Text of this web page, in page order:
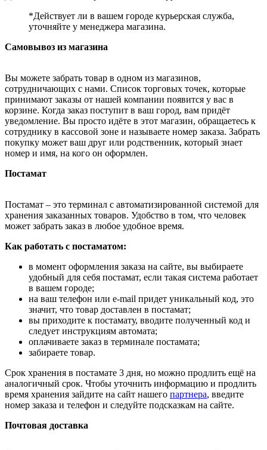
*Действует ли в вашем городе курьерская служба,
уточняйте у менеджера магазина.
Самовывоз из магазина
Вы можете забрать товар в одном из магазинов,
сотрудничающих с нами. Список торговых точек, которые
принимают заказы от нашей компании появится у вас в
корзине. Когда заказ поступит в ваш город, вам придёт
уведомление. Вы просто идёте в этот магазин, обращаетесь к
сотруднику в кассовой зоне и называете номер заказа. Забрать
покупку может ваш друг или родственник, который знает
номер и имя, на кого он оформлен.
Постамат
Постамат – это терминал с автоматизированной системой для
хранения заказанных товаров. Удобство в том, что человек
может забрать заказ в любое удобное время.
Как работать с постаматом:
в момент оформления заказа на сайте, вы выбираете
удобный для себя постамат, если такая система работает
в вашем городе;
на ваш телефон или e-mail придет уникальный код, это
значит, что товар доставлен в постамат;
вы приходите к постамату, вводите полученный код и
следует инструкциям автомата;
оплачиваете заказ в терминале постамата;
забираете товар.
Срок хранения в постамате 3 дня, но можно продлить ещё на
аналогичный срок. Чтобы уточнить информацию и продлить
время хранения зайдите на сайт нашего партнера, введите
номер заказа и телефон и следуйте подсказкам на сайте.
Почтовая доставка